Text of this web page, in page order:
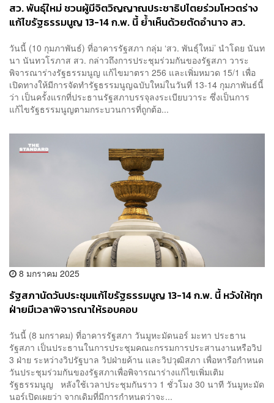
สว. พันธุ์ใหม่ ชวนผู้มีจิตวิญญาณประชาธิปไตยร่วมโหวตร่าง
แก้ไขรัฐธรรมนูญ 13-14 ก.พ. นี้ ย้ำเห็นด้วยตัดอำนาจ สว.
วันนี้ (10 กุมภาพันธ์) ที่อาคารรัฐสภา กลุ่ม ‘สว. พันธุ์ใหม่’ นำโดย นันท
นา นันทวโรภาส สว. กล่าวถึงการประชุมร่วมกันของรัฐสภา วาระ
พิจารณาร่างรัฐธรรมนูญ แก้ไขมาตรา 256 และเพิ่มหมวด 15/1 เพื่อ
เปิดทางให้มีการจัดทำรัฐธรรมนูญฉบับใหม่ในวันที่ 13-14 กุมภาพันธ์นี้
ว่า เป็นครั้งแรกที่ประธานรัฐสภาบรรจุลงระเบียบวาระ ซึ่งเป็นการ
แก้ไขรัฐธรรมนูญตามกระบวนการที่ถูกต้อ...
8 มกราคม 2025
รัฐสภานัดวันประชุมแก้ไขรัฐธรรมนูญ 13-14 ก.พ. นี้ หวังให้ทุก
ฝ่ายมีเวลาพิจารณาให้รอบคอบ
วันนี้ (8 มกราคม) ที่อาคารรัฐสภา วันมูหะมัดนอร์ มะทา ประธาน
รัฐสภา เป็นประธานในการประชุมคณะกรรมการประสานงานหรือวิป
3 ฝ่าย ระหว่างวิปรัฐบาล วิปฝ่ายค้าน และวิปวุฒิสภา เพื่อหารือกำหนด
วันประชุมร่วมกันของรัฐสภาเพื่อพิจารณาร่างแก้ไขเพิ่มเติม
รัฐธรรมนูญ หลังใช้เวลาประชุมกันราว 1 ชั่วโมง 30 นาที วันมูหะมัด
นอร์เปิดเผยว่า จากเดิมที่มีการกำหนดว่าจะ...